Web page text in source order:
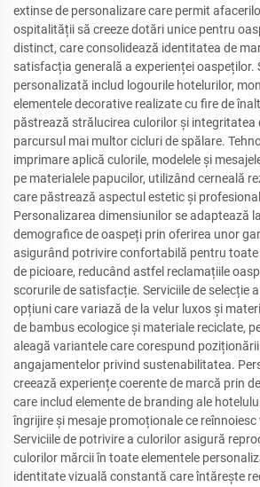
extinse de personalizare care permit
ospitalității să creeze dotări unice pentru
distinct, care consolidează identitatea de
satisfacția generală a experienței oaspeților.
personalizată includ logourile hotelurilor,
elementele decorative realizate cu fire de
păstrează strălucirea culorilor și integritatea
parcursul mai multor cicluri de spălare.
imprimare aplică culorile, modelele și
pe materialele papucilor, utilizând cerneală
care păstrează aspectul estetic și
Personalizarea dimensiunilor se adaptează
demografice de oaspeți prin oferirea unor
asigurând potrivire confortabilă pentru toate
de picioare, reducând astfel reclamațiile
scorurile de satisfacție. Serviciile de selecție
opțiuni care variază de la velur luxos și
de bambus ecologice și materiale reciclate,
aleagă variantele care corespund
angajamentelor privind sustenabilitatea.
creează experiențe coerente de marcă prin
care includ elemente de branding ale
îngrijire și mesaje promoționale ce
Serviciile de potrivire a culorilor asigură
culorilor mărcii în toate elementele
identitate vizuală constantă care întărește